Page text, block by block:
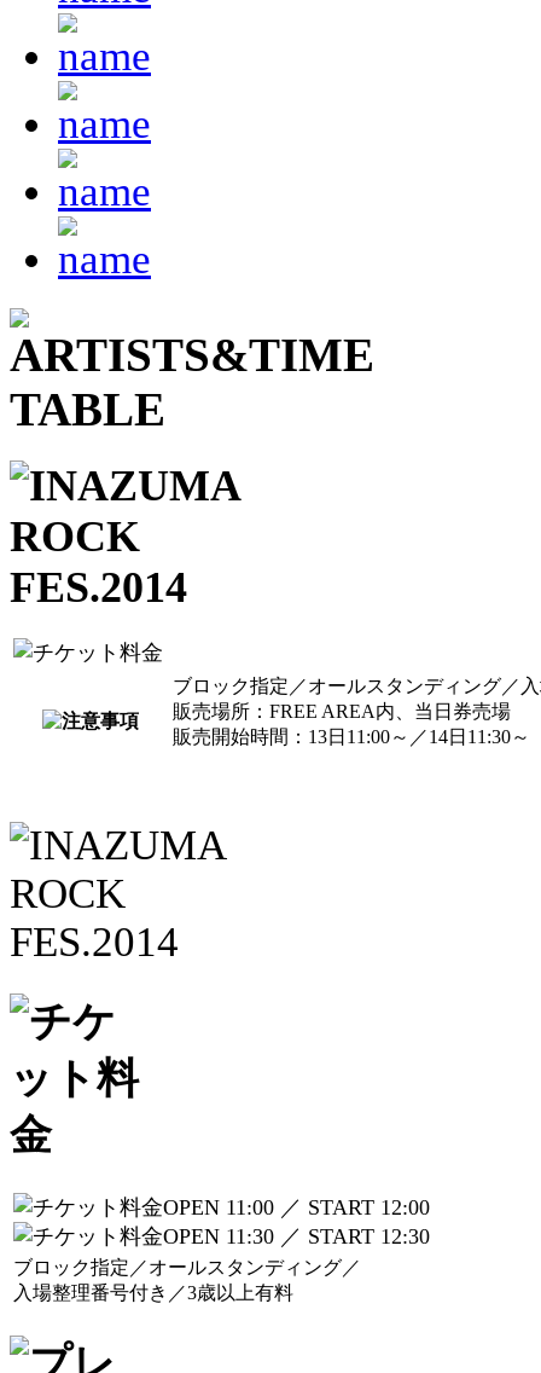
ブロック指定／オールスタンディング／
販売場所：FREE AREA内、当日券売場
販売開始時間：13日11:00～／14日11:30～
OPEN 11:00 ／ START 12:00
OPEN 11:30 ／ START 12:30
ブロック指定／オールスタンディング／
入場整理番号付き／3歳以上有料